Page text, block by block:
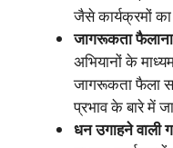
जैसे कार्यक्रमों
जागरूकता
अभियानों के
जागरूकता फैला
प्रभाव के बारे में
धन उगाहने वाली